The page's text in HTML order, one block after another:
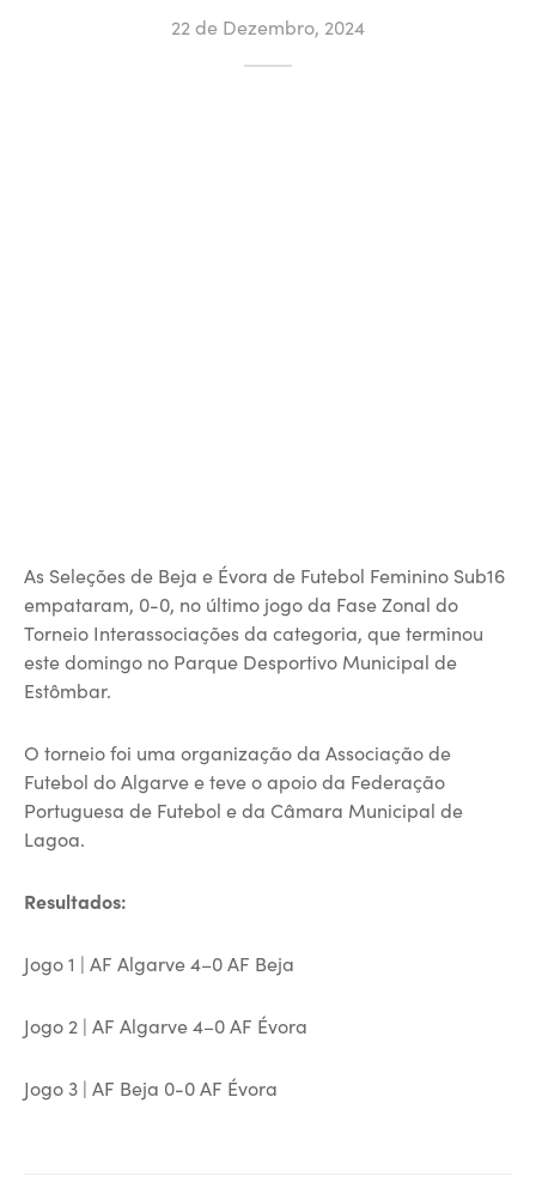
22 de Dezembro, 2024
As Seleções de Beja e Évora de Futebol Feminino Sub16
empataram, 0-0, no último jogo da Fase Zonal do
Torneio Interassociações da categoria, que terminou
este domingo no Parque Desportivo Municipal de
Estômbar.
O torneio foi uma organização da Associação de
Futebol do Algarve e teve o apoio da Federação
Portuguesa de Futebol e da Câmara Municipal de
Lagoa.
Resultados:
Jogo 1 | AF Algarve 4–0 AF Beja
Jogo 2 | AF Algarve 4–0 AF Évora
Jogo 3 | AF Beja 0-0 AF Évora